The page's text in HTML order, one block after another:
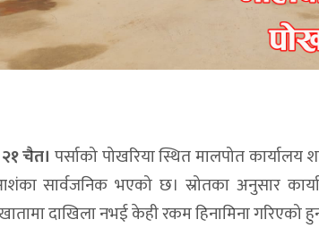
चैत। पर्साको पोखरिया स्थित मालपोत
सार्वजनिक भएको छ। स्रोतका अनुसार
दाखिला नभई केही रकम हिनामिना